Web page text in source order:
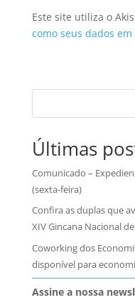
Este site utiliza o
como seus dados
Últimas
Comunicado –
(sexta-feira)
Confira as duplas que
XIV Gincana Nacional
Coworking dos
disponível para
Assine a nossa